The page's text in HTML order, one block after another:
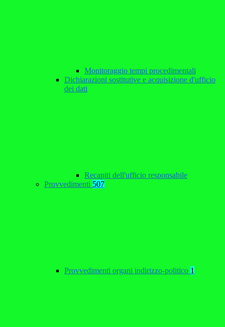
Monitoraggio tempi procedimentali
Dichiarazioni sostitutive e acquisizione d'ufficio
dei dati
Recapiti dell'ufficio responsabile
Provvedimenti 507
Provvedimenti organi indirizzo-politico 1